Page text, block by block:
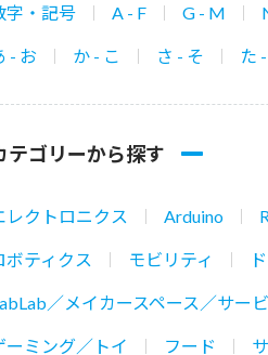
字・記号 A - F G - M
- お か - こ さ - そ た
テゴリーから探す
レクトロニクス Arduino
ボティクス モビリティ
／メイカースペース／サー
ーミング／トイ フード